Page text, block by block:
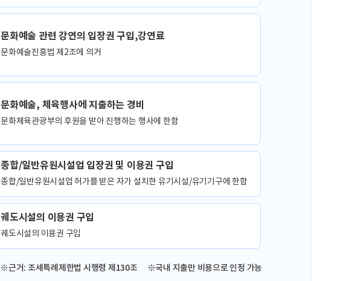
문화예술 관련 강연의 입장권 구입,강연료
문화예술진흥법 제2조에 의거
문화예술, 체육행사에 지출하는 경비
문화체육관광부의 후원을 받아 진행하는 행사에 한함
종합/일반유원시설업 입장권 및 이용권 구입
종합/일반유원시설업 허가를 받은 자가 설치한 유기시설/유기기구에 한함
궤도시설의 이용권 구입
궤도시설의 이용권 구입
※근거: 조세특례제한법 시행령 제130조 ※국내 지출만 비용으로 인정 가능